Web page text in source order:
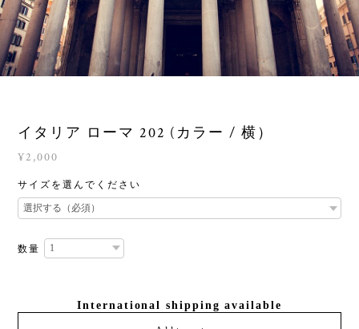
イタリア ローマ 202 (カラー / 横）
¥2,000
サイズを選んでください
数量
International shipping available